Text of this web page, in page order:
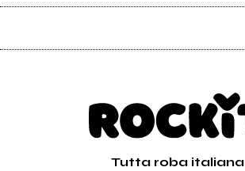
Tutta roba italiana